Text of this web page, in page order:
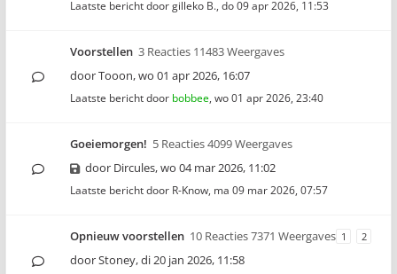
Laatste bericht doorgilleko B., do 09 apr 2026, 11:53
Voorstellen 3 Reacties 11483 Weergaves
doorTooon,wo 01 apr 2026, 16:07
Laatste bericht door bobbee, wo 01 apr 2026, 23:40
Goeiemorgen! 5 Reacties 4099 Weergaves
door Dircules,wo 04 mar 2026, 11:02
Laatste bericht door R-Know, ma 09 mar 2026, 07:57
Opnieuw voorstellen 10 Reacties 7371 Weergaves 1 2
doorStoney,di 20 jan 2026, 11:58